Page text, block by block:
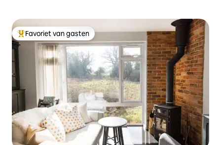
Topfavoriet van gasten
Favoriet van gasten